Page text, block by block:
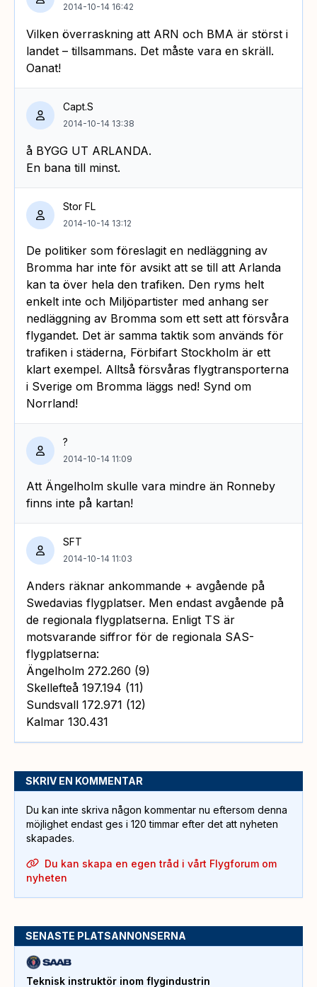
2014-10-14 16:42
Vilken överraskning att ARN och BMA är störst i
landet – tillsammans. Det måste vara en skräll.
Oanat!
Capt.S
2014-10-14 13:38
å BYGG UT ARLANDA.
En bana till minst.
Stor FL
2014-10-14 13:12
De politiker som föreslagit en nedläggning av
Bromma har inte för avsikt att se till att Arlanda
kan ta över hela den trafiken. Den ryms helt
enkelt inte och Miljöpartister med anhang ser
nedläggning av Bromma som ett sett att försvåra
flygandet. Det är samma taktik som används för
trafiken i städerna, Förbifart Stockholm är ett
klart exempel. Alltså försvåras flygtransporterna
i Sverige om Bromma läggs ned! Synd om
Norrland!
?
2014-10-14 11:09
Att Ängelholm skulle vara mindre än Ronneby
finns inte på kartan!
SFT
2014-10-14 11:03
Anders räknar ankommande + avgående på
Swedavias flygplatser. Men endast avgående på
de regionala flygplatserna. Enligt TS är
motsvarande siffror för de regionala SAS-
flygplatserna:
Ängelholm 272.260 (9)
Skellefteå 197.194 (11)
Sundsvall 172.971 (12)
Kalmar 130.431
SKRIV EN KOMMENTAR
Du kan inte skriva någon kommentar nu eftersom denna
möjlighet endast ges i 120 timmar efter det att nyheten
skapades.
Du kan skapa en egen tråd i vårt Flygforum om
nyheten
SENASTE PLATSANNONSERNA
Teknisk instruktör inom flygindustrin